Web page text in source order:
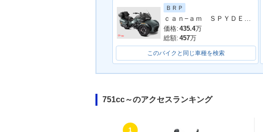
ＢＲＰ
価格: 435.4万
総額: 457万
このバイクと同じ車種を検索
751cc～のアクセスランキング
1